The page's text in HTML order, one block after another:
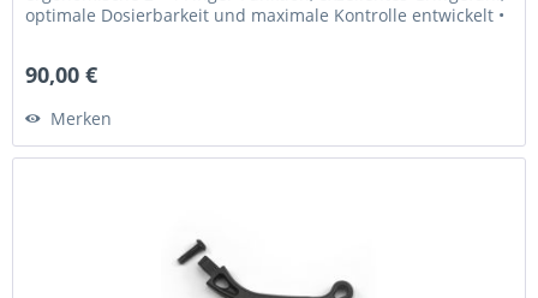
optimale Dosierbarkeit und maximale Kontrolle entwickelt •
90,00 €
Merken